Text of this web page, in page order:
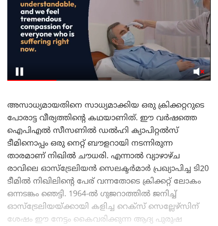
അസാധ്യമായതിനെ സാധ്യമാക്കിയ ഒരു ക്രിക്കറ്ററുടെ
പോരാട്ട വീര്യത്തിന്റെ കഥയാണിത്. ഈ വർഷത്തെ
ഐപിഎൽ സീസണിൽ ഡൽഹി ക്യാപിറ്റൽസ്
ടീമിനൊപ്പം ഒരു നെറ്റ് ബൗളറായി നടന്നിരുന്ന
താരമാണ് നിഖിൽ ചൗധരി. എന്നാൽ വ്യാഴാഴ്ച
രാവിലെ ഓസ്‌ട്രേലിയൻ സെലക്ടർമാർ പ്രഖ്യാപിച്ച ടി20
ടീമിൽ നിഖിലിന്റെ പേര് വന്നതോടെ ക്രിക്കറ്റ് ലോകം
ഒന്നടങ്കം ഞെട്ടി. 1964-ൽ ഗുജറാത്തിൽ ജനിച്ച്
ഓസ്‌ട്രേലിയയ്ക്കായി കളിച്ച റെക്സ് സെല്ലേഴ്സിന്
ശേഷം ഈ നേട്ടം കൈവരിക്കുന്ന ആദ്യ പുരുഷ